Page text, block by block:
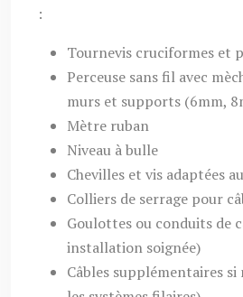
:
Tournevis cruciformes et
Perceuse sans fil avec
murs et supports (6mm,
Mètre ruban
Niveau à bulle
Chevilles et vis adaptées
Colliers de serrage pour
Goulottes ou conduits de
installation soignée)
Câbles supplémentaires si